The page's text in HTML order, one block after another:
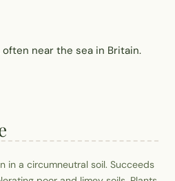
near the sea in Britain.
in a circumneutral soil. Succeeds